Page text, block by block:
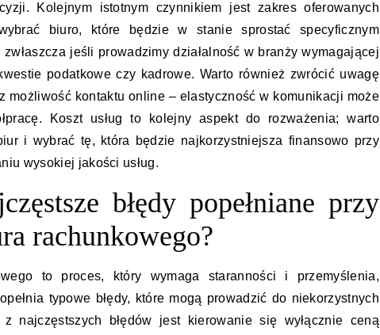
Kolejnym istotnym czynnikiem jest zakres oferowanych
biuro, które będzie w stanie sprostać specyficznym
jeśli prowadzimy działalność w branży wymagającej
podatkowe czy kadrowe. Warto również zwrócić uwagę
możliwość kontaktu online – elastyczność w komunikacji może
Koszt usług to kolejny aspekt do rozważenia; warto
i wybrać tę, która będzie najkorzystniejsza finansowo przy
wysokiej jakości usług.
błędy popełniane przy
rachunkowego?
to proces, który wymaga staranności i przemyślenia,
typowe błędy, które mogą prowadzić do niekorzystnych
z najczęstszych błędów jest kierowanie się wyłącznie ceną